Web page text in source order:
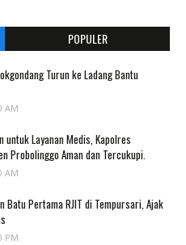
POPULER
Turun ke Ladang Bantu
AM
untuk Layanan Medis, Kapolres
Probolinggo Aman dan Tercukupi.
AM
Batu Pertama RJIT di Tempursari, Ajak
PM